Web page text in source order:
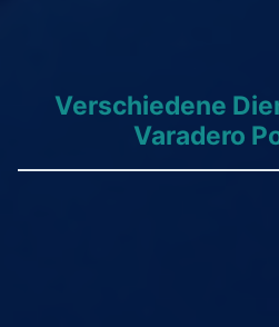
Verschiedene
Varadero